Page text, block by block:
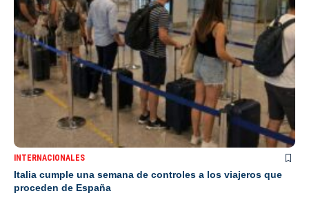
INTERNACIONALES
Italia cumple una semana de controles a los viajeros que
proceden de España